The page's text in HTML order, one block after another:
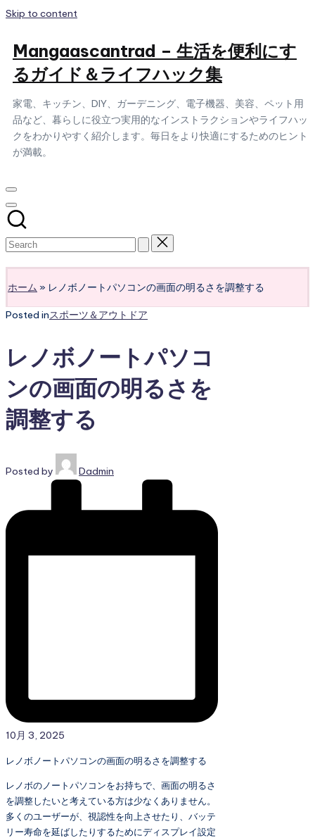
Skip to content
Mangaascantrad – 生活を便利にす
るガイド＆ライフハック集
家電、キッチン、DIY、ガーデニング、電子機器、美容、ペット用
品など、暮らしに役立つ実用的なインストラクションやライフハッ
クをわかりやすく紹介します。毎日をより快適にするためのヒント
が満載。
ホーム » レノボノートパソコンの画面の明るさを調整する
Posted inスポーツ＆アウトドア
レノボノートパソコ
ンの画面の明るさを
調整する
Posted by Dadmin
10月 3, 2025
レノボノートパソコンの画面の明るさを調整する
レノボのノートパソコンをお持ちで、画面の明るさ
を調整したいと考えている方は少なくありません。
多くのユーザーが、視認性を向上させたり、バッテ
リー寿命を延ばしたりするためにディスプレイ設定